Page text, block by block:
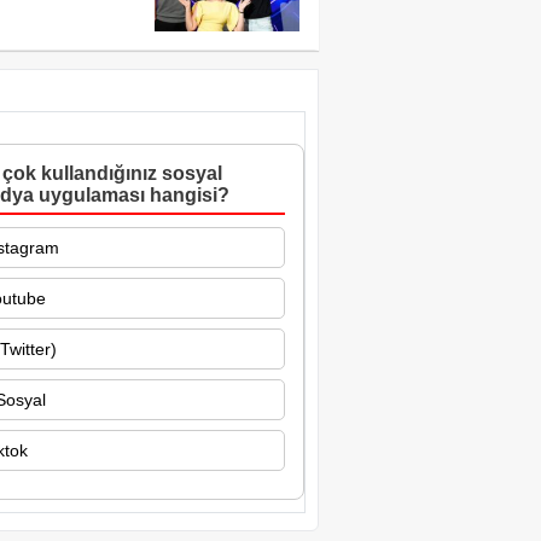
çok kullandığınız sosyal
uygulaması hangisi?